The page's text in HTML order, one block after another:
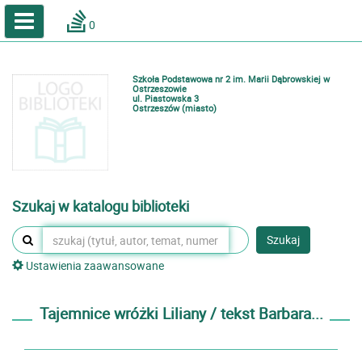
Katalog online biblioteki szkolnej
0
Szkoła Podstawowa nr 2 im. Marii Dąbrowskiej w
Ostrzeszowie
ul. Piastowska 3
Ostrzeszów (miasto)
Szukaj w katalogu biblioteki
Szukaj
Ustawienia zaawansowane
Tajemnice wróżki Liliany / tekst Barbara...